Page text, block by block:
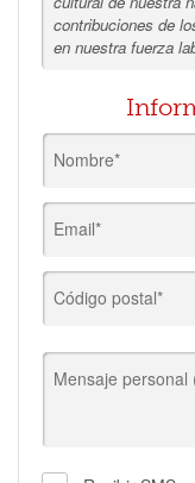
contribuciones de
en nuestra fuerza
Nombre*
Email*
Código postal*
Mensaje personal